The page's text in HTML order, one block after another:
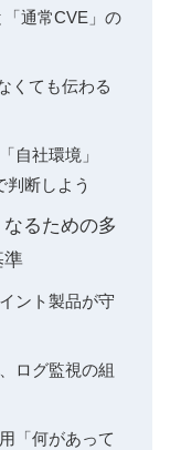
「通常CVE」の
くても伝わる
自社環境」
判断しよう
るための多
準
ント製品が守
ログ監視の組
「何があって